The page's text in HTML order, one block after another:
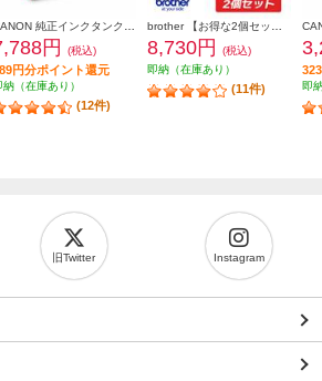
円 (税込)
円分ポイント還元
納（在庫あり）
(12件)
8,730円
(税込)
即納（在庫あり）
(11件) 即
旧Twitter Instagram